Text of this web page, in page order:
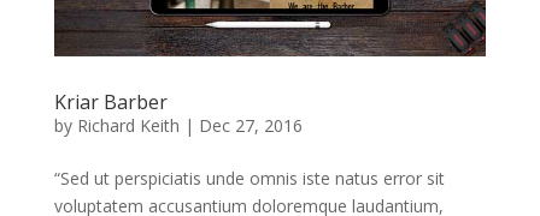
Kriar Barber
by Richard Keith | Dec 27, 2016
“Sed ut perspiciatis unde omnis iste natus error sit
voluptatem accusantium doloremque laudantium,